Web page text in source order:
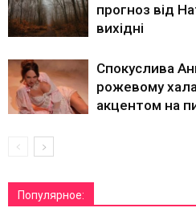
прогноз від
вихідні
Спокуслива
рожевому
акцентом на
Популярное: